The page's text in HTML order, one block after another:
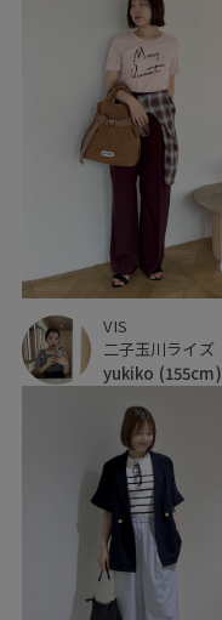
VIS
二子玉川ライズ
yukiko (155cm)